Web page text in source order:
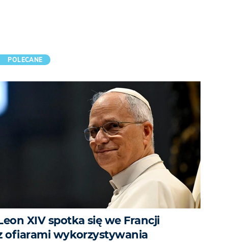
POLECANE
XIV spotka się we Francji
ofiarami wykorzystywania